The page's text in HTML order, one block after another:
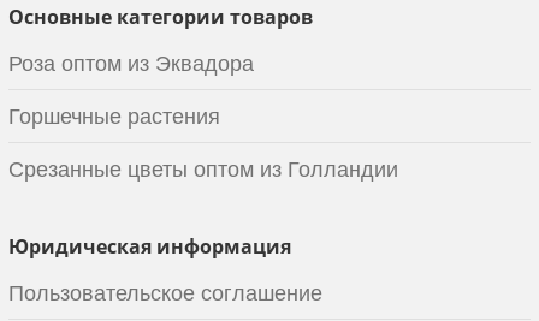
Основные категории товаров
Роза оптом из Эквадора
Горшечные растения
Срезанные цветы оптом из Голландии
Юридическая информация
Пользовательское соглашение